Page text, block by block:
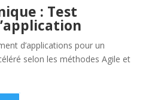
: Une entreprise
utilisant
centaines de milliers de lignes
ou inutiles qui pouvaient être
du secteur financier.